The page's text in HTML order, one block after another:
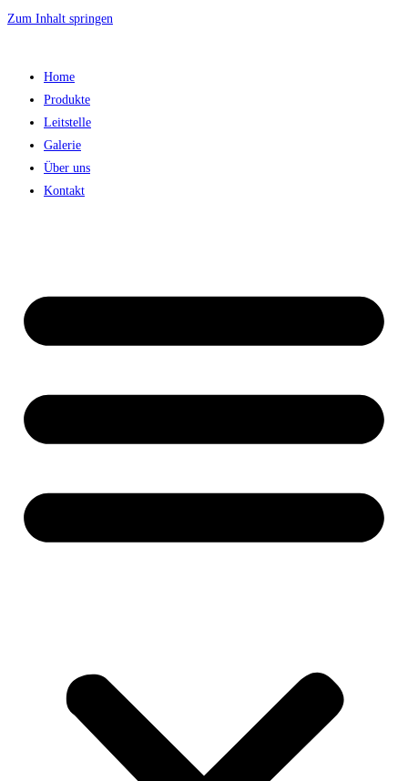
Zum Inhalt springen
Home
Produkte
Leitstelle
Galerie
Über uns
Kontakt